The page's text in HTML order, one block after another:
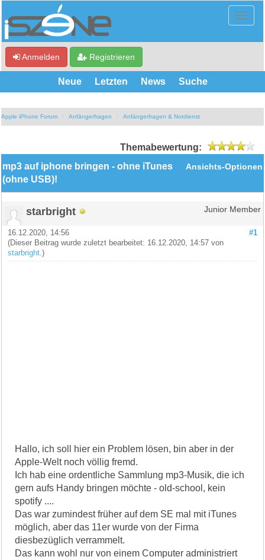
Anmelden Registrieren
Neue Letzten News Suche
Apple iPhone Forum Anfängerfragen Anfängerfragen & Notdienst
Themabewertung:
Ansichts-Optionen
mp3 auf iphone bringen - ohne iTunes
(ohne USB)!
starbright Junior Member
#1
16.12.2020, 14:56
(Dieser Beitrag wurde zuletzt bearbeitet: 16.12.2020, 14:57 von
starbright .)
Hallo, ich soll hier ein Problem lösen, bin aber in der
Apple-Welt noch völlig fremd.
Ich hab eine ordentliche Sammlung mp3-Musik, die ich
gern aufs Handy bringen möchte - old-school, kein
spotify ....
Das war zumindest früher auf dem SE mal mit iTunes
möglich, aber das 11er wurde von der Firma
diesbezüglich verrammelt.
Das kann wohl nur von einem Computer administriert